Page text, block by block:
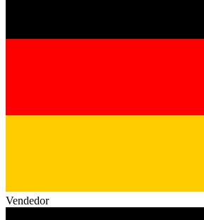
Vendedor